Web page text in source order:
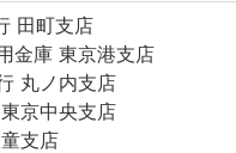
田町支店
金庫 東京港支店
丸ノ内支店
京中央支店
支店